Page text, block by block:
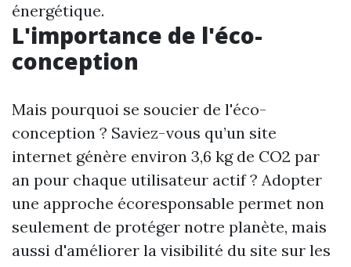
énergétique.
L'importance de l'éco-
conception
Mais pourquoi se soucier de l'éco-
conception ? Saviez-vous qu’un site
internet génère environ 3,6 kg de CO2 par
an pour chaque utilisateur actif ? Adopter
une approche écoresponsable permet non
seulement de protéger notre planète, mais
aussi d'améliorer la visibilité du site sur les